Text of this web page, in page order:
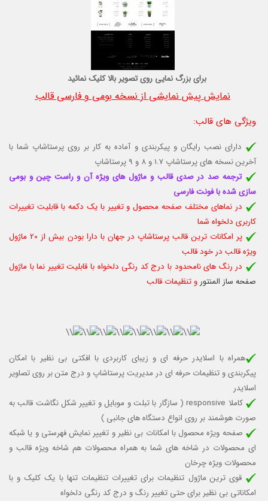
برای بزرگ نمایی روی تصویر بالا کلیک نمائید
نمایش پیش نمایشی از نسخه بومی و فارسی قالب
ویژگی های قالب:
دارای نصب رایگان و پیکربندی و آماده به کار بر روی پرستاشاپ شما با
آخرین نسخه های پرستاشاپ 1.7 و 8 و 9 پرستاشاپ
ترجمه صد در صدی قالب و ماژول های ویژه آن و راست چین و بومی
سازی شده با فونت فارسی
در نماهای مختلف صفحه محصول و تغییر با یک دکمه با قابلیت تغييرات
كاربری دلخواه شما
پر امکانات ترین قالب پرستاشاپ در جهان با دارا بودن بیش از 20 ماژول
ویژه قالب در خود قالب
در رنگ های نامحدود با درج کد رنگی دلخواه با قابلیت تغییر نما با ماژول
صفحه ساز المنتورو تنظیمات قالب
همراه با اسلایدر حرفه ای و زیبای کاربردی با افکتی بی نظیر با امکان
پیکربندی و تنظیمات حرفه ای در مدیریت پرستاشاپ و درج متن بر روی تصاویر
اسلایدر
کاملا responsive (
سازگار با تبلت و موبایل و تغییر شکل نگاشت قالب به
صورت هوشمند بر روی انواع دستگاه های جانبی )
صفحه ویژه محصول با امکانات بی نظیر و تغییر نمایش فهرستی و یا شبکه
ای محصولات در شاخه های شما به همراه محصولات هم شاخه ویژه قالب و
محصولات ویژه چرخان
قوی ترین ماژول تنظیمات برای تغییرات تنظیمات تنها با یک کلیک و با
امکاناتی بی نظیر برای حتی تغییر رنگ و درج کد رنگی دلخواه